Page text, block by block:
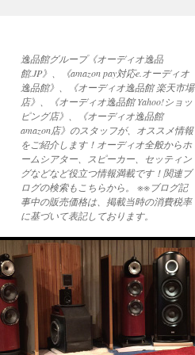
逸品館グループ《オーディオ逸品
館.JP》、《amazon pay対応e.オーディオ
逸品館》、《オーディオ逸品館 楽天市場
店》、《オーディオ逸品館 Yahoo!ショッ
ピング店》、《オーディオ逸品館
amazon店》のスタッフが、オススメ情報
をご紹介します！オーディオ全般からホ
ームシアター、スピーカー、セッティン
グなどなど役立つ情報満載です！関連ブ
ログの検索もこちらから。 ※※ブログ記
事中の販売価格は、掲載当時の消費税率
に基づいて表記しております。